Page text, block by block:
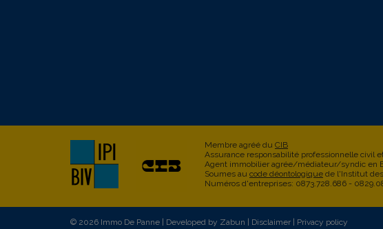
Membre agréé du CIB
Assurance responsabilité professionnelle civil
Agent immobilier agrée/médiateur/syndic en
Soumes au code déontologique de l'Institut
Numéros d'entreprises: 0873.728.686 -
© 2026 Immo De Panne | Developed by Zabun Disclaimer Privacy policy